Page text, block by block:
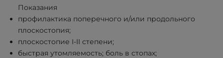
Показания
профилактика поперечного и/или продольного
плоскостопия;
плоскостопие I-II степени;
быстрая утомляемость; боль в стопах;